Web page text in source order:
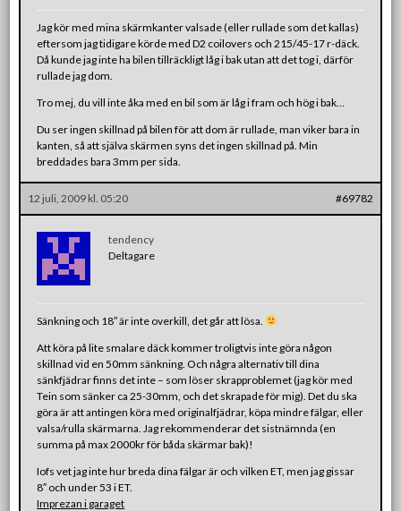
Jag kör med mina skärmkanter valsade (eller rullade som det kallas)
eftersom jag tidigare körde med D2 coilovers och 215/45-17 r-däck.
Då kunde jag inte ha bilen tillräckligt låg i bak utan att det tog i, därför
rullade jag dom.
Tro mej, du vill inte åka med en bil som är låg i fram och hög i bak…
Du ser ingen skillnad på bilen för att dom är rullade, man viker bara in
kanten, så att själva skärmen syns det ingen skillnad på. Min
breddades bara 3mm per sida.
12 juli, 2009 kl. 05:20 #69782
tendency
Deltagare
Sänkning och 18″ är inte overkill, det går att lösa.
Att köra på lite smalare däck kommer troligtvis inte göra någon
skillnad vid en 50mm sänkning. Och några alternativ till dina
sänkfjädrar finns det inte – som löser skrapproblemet (jag kör med
Tein som sänker ca 25-30mm, och det skrapade för mig). Det du ska
göra är att antingen köra med originalfjädrar, köpa mindre fälgar, eller
valsa/rulla skärmarna. Jag rekommenderar det sistnämnda (en
summa på max 2000kr för båda skärmar bak)!
Iofs vet jag inte hur breda dina fälgar är och vilken ET, men jag gissar
8″ och under 53 i ET.
Imprezan i garaget